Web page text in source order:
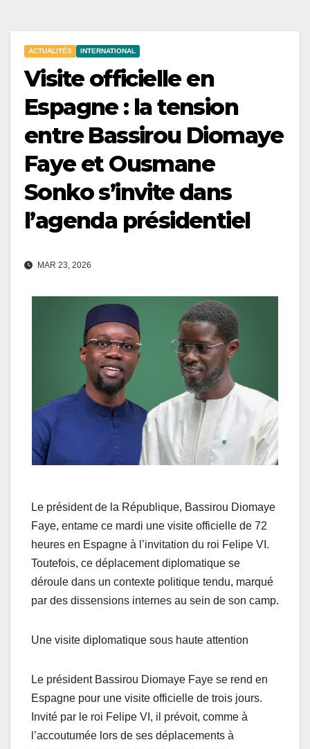
ACTUALITÉS INTERNATIONAL
Visite officielle en
Espagne : la tension
entre Bassirou Diomaye
Faye et Ousmane
Sonko s’invite dans
l’agenda présidentiel
MAR 23, 2026
Le président de la République, Bassirou Diomaye
Faye, entame ce mardi une visite officielle de 72
heures en Espagne à l’invitation du roi Felipe VI.
Toutefois, ce déplacement diplomatique se
déroule dans un contexte politique tendu, marqué
par des dissensions internes au sein de son camp.
Une visite diplomatique sous haute attention
Le président Bassirou Diomaye Faye se rend en
Espagne pour une visite officielle de trois jours.
Invité par le roi Felipe VI, il prévoit, comme à
l’accoutumée lors de ses déplacements à